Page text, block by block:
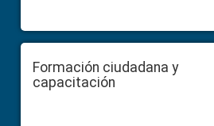
Formación ciudadana y
capacitación